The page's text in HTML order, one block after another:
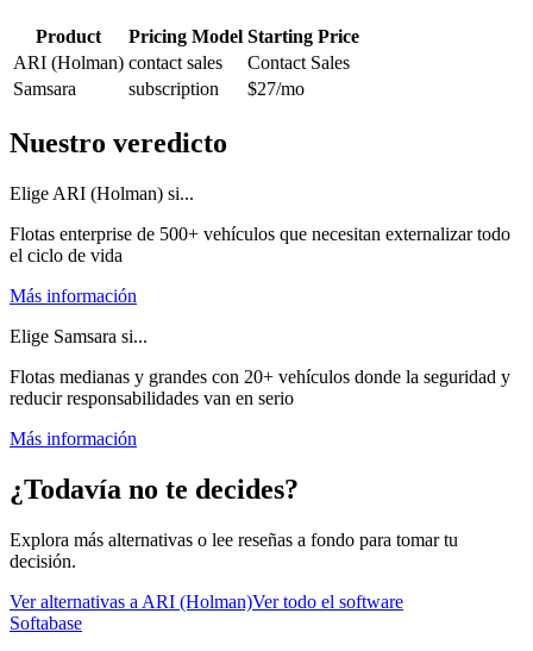
Product Pricing Model Starting Price
ARI (Holman) contact sales
Contact Sales
Samsara
subscription $27/mo
Nuestro veredicto
Elige ARI (Holman) si...
Flotas enterprise de 500+ vehículos que necesitan externalizar todo
el ciclo de vida
Más información
Elige Samsara si...
Flotas medianas y grandes con 20+ vehículos donde la seguridad y
reducir responsabilidades van en serio
Más información
¿Todavía no te decides?
Explora más alternativas o lee reseñas a fondo para tomar tu
decisión.
Ver alternativas a ARI (Holman)Ver todo el software
Softabase